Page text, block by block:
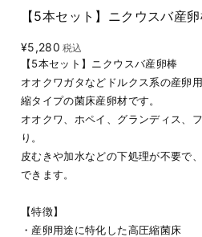
【5本セット】ニクウスバ産
¥5,280 税込
【5本セット】ニクウスバ産卵棒
オオクワガタなどドルクス系の産卵
縮タイプの菌床産卵材です。
オオクワ、ホペイ、グランディス、
り。
皮むきや加水などの下処理が不要で
できます。
【特徴】
・産卵用途に特化した高圧縮菌床